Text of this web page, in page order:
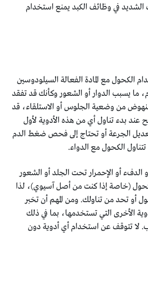
في وظائف الكبد يمنع استخدام
الكحول مع المادة الفعالة السيلودوسين
يسبب الدوار أو الشعور وكأنك قد تفقد
من وضعية الجلوس أو الاستلقاء، قد
عند بدء تناول أي من هذه الأدوية لأول
الجرعة أو تحتاج إلى فحص ضغط الدم
الكحول مع الدواء.
الدفء أو الإحمرار تحت الجلد أو الشعور
(خاصة إذا كنت من أصل آسيوي)، لذا
أو تحد من تناولك. ومن المهم أن تخبر
الأخرى التي تستخدمها، بما في ذلك
لا تتوقف عن استخدام أي أدوية دون